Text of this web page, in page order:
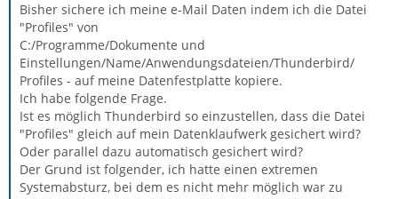
Bisher sichere ich meine e-Mail Daten indem ich die Datei
"Profiles" von
C:/Programme/Dokumente und
Einstellungen/Name/Anwendungsdateien/Thunderbird/
Profiles - auf meine Datenfestplatte kopiere.
Ich habe folgende Frage.
Ist es möglich Thunderbird so einzustellen, dass die Datei
"Profiles" gleich auf mein Datenklaufwerk gesichert wird?
Oder parallel dazu automatisch gesichert wird?
Der Grund ist folgender, ich hatte einen extremen
Systemabsturz, bei dem es nicht mehr möglich war zu